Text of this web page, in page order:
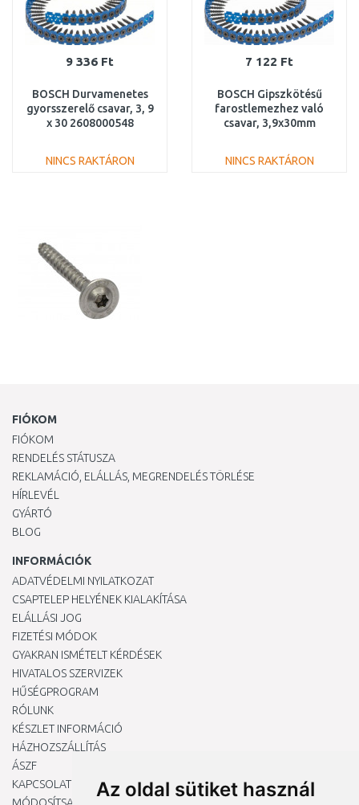
Az oldal sütiket használ
9 336 Ft
BOSCH Durvamenetes
gyorsszerelő csavar, 3, 9
x 30 2608000548
NINCS RAKTÁRON
7 122 Ft
BOSCH Gipszkötésű
farostlemezhez való
csavar, 3,9x30mm
NINCS RAKTÁRON
FIÓKOM
FIÓKOM
RENDELÉS STÁTUSZA
REKLAMÁCIÓ, ELÁLLÁS, MEGRENDELÉS TÖRLÉSE
HÍRLEVÉL
GYÁRTÓ
BLOG
INFORMÁCIÓK
ADATVÉDELMI NYILATKOZAT
CSAPTELEP HELYÉNEK KIALAKÍTÁSA
ELÁLLÁSI JOG
FIZETÉSI MÓDOK
GYAKRAN ISMÉTELT KÉRDÉSEK
HIVATALOS SZERVIZEK
HŰSÉGPROGRAM
RÓLUNK
KÉSZLET INFORMÁCIÓ
HÁZHOZSZÁLLÍTÁS
ÁSZF
KAPCSOLAT